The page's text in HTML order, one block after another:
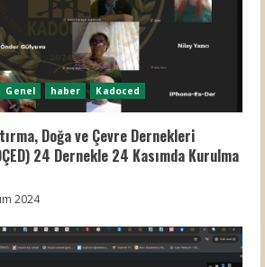
Genel haber Kadoced
Doğa ve Çevre Dernekleri
24 Dernekle 24 Kasımda Kurulma
2024